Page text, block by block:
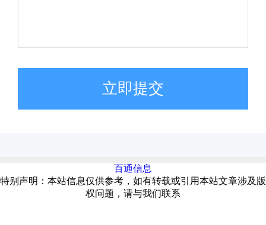
立即提交
百通信息
特别声明：本站信息仅供参考，如有转载或引用本站文章涉及版
权问题，请与我们联系